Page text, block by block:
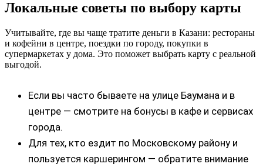
Локальные советы по выбору карты
Учитывайте, где вы чаще тратите деньги в Казани: рестораны
и кофейни в центре, поездки по городу, покупки в
супермаркетах у дома. Это поможет выбрать карту с реальной
выгодой.
Если вы часто бываете на улице Баумана и в
центре — смотрите на бонусы в кафе и сервисах
города.
Для тех, кто ездит по Московскому району и
пользуется каршерингом — обратите внимание